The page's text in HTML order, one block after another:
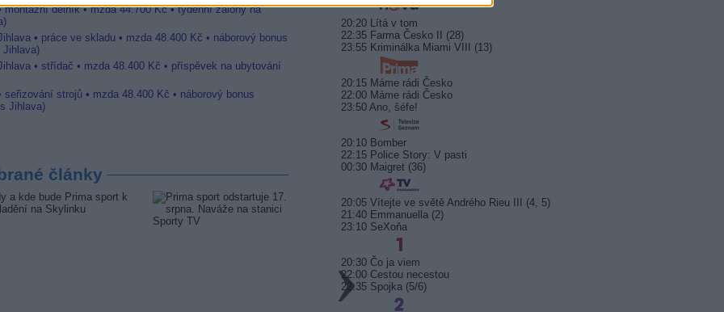
montážní dělník • mzda 44.700 Kč • týdenní zálohy na
• práce ve skladu • mzda 48.400 Kč • náborový bonus
Jihlava)
• střídač • mzda 48.400 Kč • příspěvek na ubytování
seřizování strojů • mzda 48.400 Kč • náborový bonus
Jihlava)
články
20:20 Lítá v tom
22:35 Farma Česko II (28)
23:55 Kriminálka Miami VIII (13)
20:15 Máme rádi Česko
22:00 Máme rádi Česko
23:50 Ano, šéfe!
20:10 Bomber
22:15 Police Story: V pasti
00:30 Maigret (36)
20:05 Vítejte ve světě Andrého Rieu III (4, 5)
21:40 Emmanuella (2)
23:10 SeXoňa
20:30 Čo ja viem
22:00 Cestou necestou
22:35 Spojka (5/6)